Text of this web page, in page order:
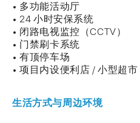
• 多功能活动厅
• 24 小时安保系统
• 闭路电视监控（CCTV）
• 门禁刷卡系统
• 有顶停车场
• 项目内设便利店 / 小型超市
生活方式与周边环境